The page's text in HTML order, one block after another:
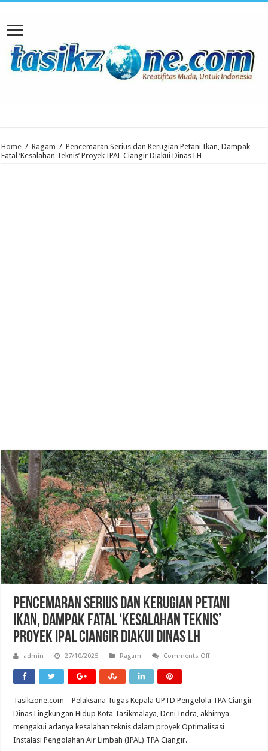
Home / Ragam / Pencemaran Serius dan Kerugian Petani Ikan, Dampak
Fatal ‘Kesalahan Teknis’ Proyek IPAL Ciangir Diakui Dinas LH
Pencemaran Serius dan Kerugian Petani
Ikan, Dampak Fatal ‘Kesalahan Teknis’
Proyek IPAL Ciangir Diakui Dinas LH
admin 27/10/2025 Ragam Comments Offon
Ikan,
Dampak
Fatal
‘Kesalahan
Tasikzone.com – Pelaksana Tugas Kepala UPTD Pengelola TPA Ciangir
Dinas Lingkungan Hidup Kota Tasikmalaya, Deni Indra, akhirnya
mengakui adanya kesalahan teknis dalam proyek Optimalisasi
Instalasi Pengolahan Air Limbah (IPAL) TPA Ciangir.